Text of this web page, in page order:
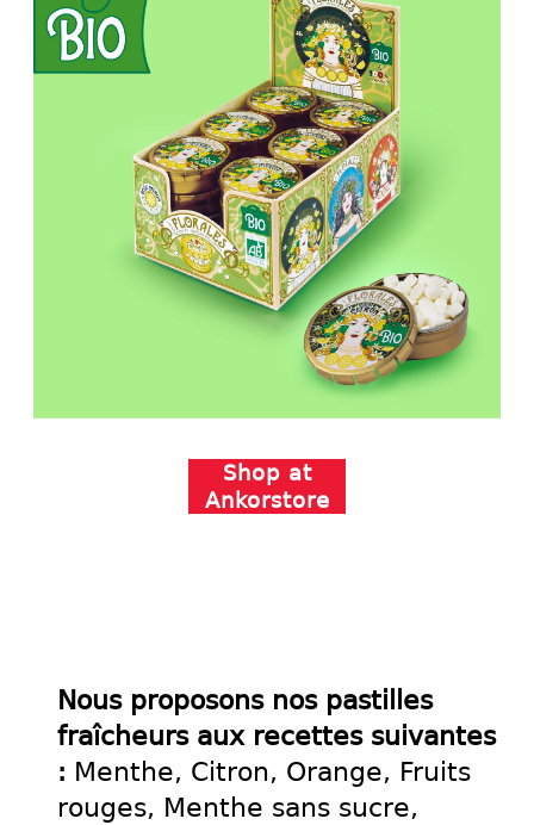
Shop at
Ankorstore
Nous proposons nos pastilles
fraîcheurs aux recettes suivantes
: Menthe, Citron, Orange, Fruits
rouges, Menthe sans sucre,